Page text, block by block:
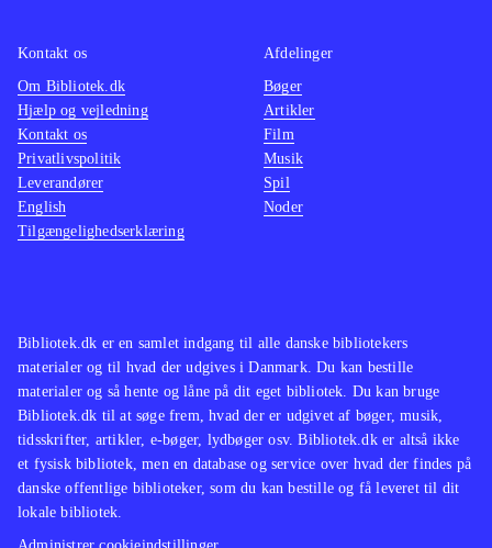
Bibliotek.dk er en samlet indgang til alle danske bibliotekers
materialer og til hvad der udgives i Danmark. Du kan bestille
materialer og så hente og låne på dit eget bibliotek. Du kan bruge
Bibliotek.dk til at søge frem, hvad der er udgivet af bøger, musik,
tidsskrifter, artikler, e-bøger, lydbøger osv. Bibliotek.dk er altså ikke
et fysisk bibliotek, men en database og service over hvad der findes på
danske offentlige biblioteker, som du kan bestille og få leveret til dit
lokale bibliotek.
Kontakt os
Om Bibliotek.dk
Hjælp og vejledning
Kontakt os
Privatlivspolitik
Leverandører
English
Tilgængelighedserklæring
Afdelinger
Bøger
Artikler
Film
Musik
Spil
Noder